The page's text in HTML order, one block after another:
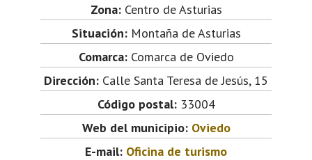
Zona:Centro de Asturias
Situación:Montaña de Asturias
Comarca:Comarca de Oviedo
Dirección: Calle Santa Teresa de Jesús, 15
Código postal:33004
Web del municipio: Oviedo
E-mail: Oficina de turismo